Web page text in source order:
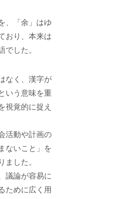
、「余」はゆ
おり、本来は
でした。
なく、漢字が
いう意味を重
視覚的に捉え
活動や計画の
ないこと」を
ました。
議論が容易に
ために広く用